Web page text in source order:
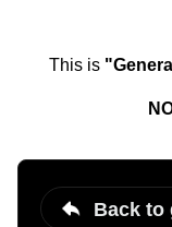
This is
Back to